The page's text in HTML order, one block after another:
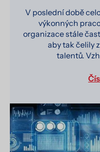
V poslední době
výkonných
organizace stále
aby tak čelily
talentů.